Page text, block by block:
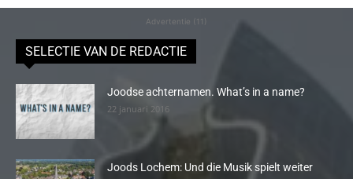
Advertentie (11)
SELECTIE VAN DE REDACTIE
Joodse achternamen. What’s in a name?
22 januari 2016
Joods Lochem: Und die Musik spielt weiter